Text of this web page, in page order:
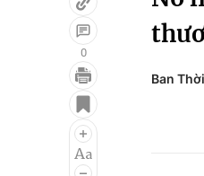
Điện ảnh
Âm nhạc
0
Ban